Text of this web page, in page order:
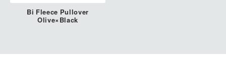
Bi Fleece Pullover
Olive×Black